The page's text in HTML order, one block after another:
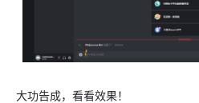
大功告成，看看效果！